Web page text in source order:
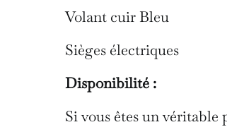
Volant cuir Bleu
Sièges électriques
Disponibilité :
Si vous êtes un véritable